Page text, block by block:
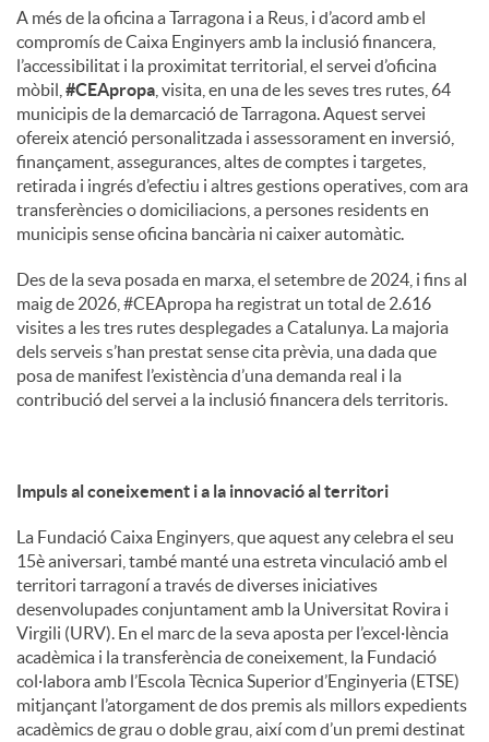
A més de la oficina a Tarragona i a Reus, i d’acord amb el
compromís de Caixa Enginyers amb la inclusió financera,
l’accessibilitat i la proximitat territorial, el servei d’oficina
mòbil, #CEApropa , visita, en una de les seves tres rutes, 64
municipis de la demarcació de Tarragona. Aquest servei
ofereix atenció personalitzada i assessorament en inversió,
finançament, assegurances, altes de comptes i targetes,
retirada i ingrés d’efectiu i altres gestions operatives, com ara
transferències o domiciliacions, a persones residents en
municipis sense oficina bancària ni caixer automàtic.
Des de la seva posada en marxa, el setembre de 2024, i fins al
maig de 2026, #CEApropa ha registrat un total de 2.616
visites a les tres rutes desplegades a Catalunya. La majoria
dels serveis s’han prestat sense cita prèvia, una dada que
posa de manifest l’existència d’una demanda real i la
contribució del servei a la inclusió financera dels territoris.
Impuls al coneixement i a la innovació al territori
La Fundació Caixa Enginyers, que aquest any celebra el seu
15è aniversari, també manté una estreta vinculació amb el
territori tarragoní a través de diverses iniciatives
desenvolupades conjuntament amb la Universitat Rovira i
Virgili (URV). En el marc de la seva aposta per l’excel·lència
acadèmica i la transferència de coneixement, la Fundació
col·labora amb l’Escola Tècnica Superior d’Enginyeria (ETSE)
mitjançant l’atorgament de dos premis als millors expedients
acadèmics de grau o doble grau, així com d’un premi destinat